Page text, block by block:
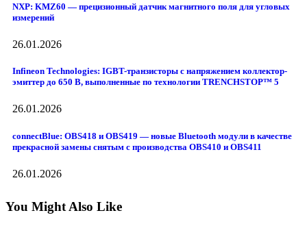
NXP: KMZ60 — прецизионный датчик магнитного поля для угловых
измерений
26.01.2026
Infineon Technologies: IGBT-транзисторы с напряжением коллектор-
эмиттер до 650 В, выполненные по технологии TRENCHSTOP™ 5
26.01.2026
connectBlue: OBS418 и OBS419 — новые Bluetooth модули в качестве
прекрасной замены снятым с производства OBS410 и OBS411
26.01.2026
You Might Also Like